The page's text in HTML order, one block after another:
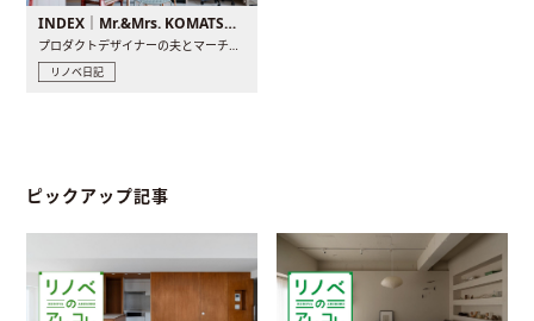
INDEX｜Mr.&Mrs. KOMATSU renovation diary
プロダクトデザイナーの夫とマーチャンダイザーの妻が、夫婦で..
リノベ日記
ピックアップ記事